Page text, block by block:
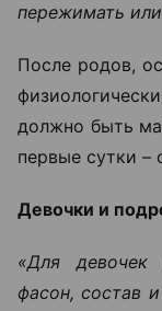
пережимать
После родов,
должно быть
первые сутки –
Девочки и
«Для девочек
фасон, состав